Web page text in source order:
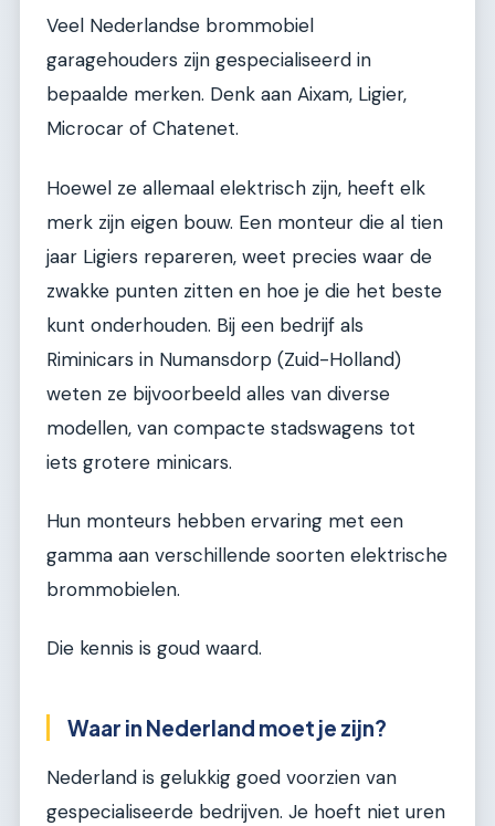
Veel Nederlandse brommobiel
garagehouders zijn gespecialiseerd in
bepaalde merken. Denk aan Aixam, Ligier,
Microcar of Chatenet.
Hoewel ze allemaal elektrisch zijn, heeft elk
merk zijn eigen bouw. Een monteur die al tien
jaar Ligiers repareren, weet precies waar de
zwakke punten zitten en hoe je die het beste
kunt onderhouden. Bij een bedrijf als
Riminicars in Numansdorp (Zuid-Holland)
weten ze bijvoorbeeld alles van diverse
modellen, van compacte stadswagens tot
iets grotere minicars.
Hun monteurs hebben ervaring met een
gamma aan verschillende soorten elektrische
brommobielen.
Die kennis is goud waard.
Waar in Nederland moet je zijn?
Nederland is gelukkig goed voorzien van
gespecialiseerde bedrijven. Je hoeft niet uren